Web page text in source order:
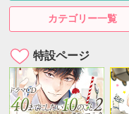
カテゴリー一覧
特設ページ